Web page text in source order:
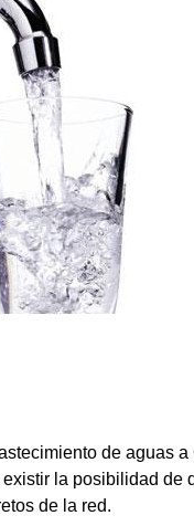
de aguas
la posibilidad de
de la red.